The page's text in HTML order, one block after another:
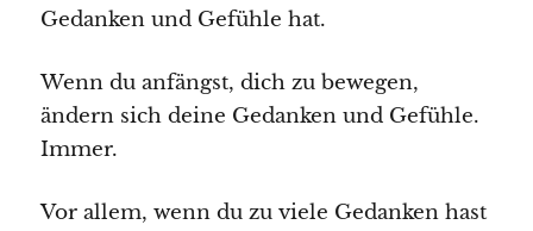
Gedanken und Gefühle hat.
Wenn du anfängst, dich zu bewegen,
ändern sich deine Gedanken und Gefühle.
Immer.
Vor allem, wenn du zu viele Gedanken hast